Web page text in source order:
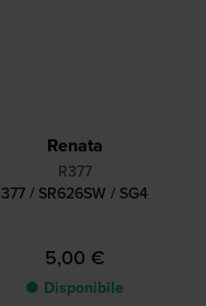
Renata
R377
377 / SR626SW / SG4
5,00 €
● Disponibile